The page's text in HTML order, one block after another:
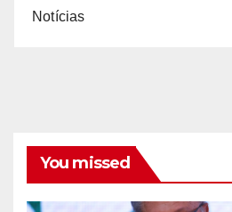
Notícias
You missed